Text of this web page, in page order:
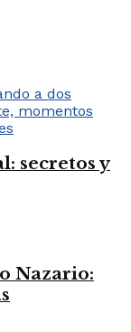
secretos y
Nazario: